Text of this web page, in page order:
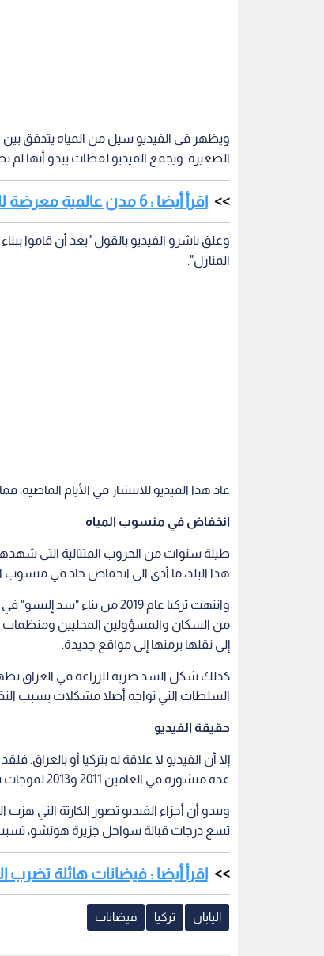
ويظهر في الفيديو سيل من المياه يتدفق
الصغيرة. ويجمع الفيديو لقطات يبدو أنها لم
اقرأ أيضا : 6 مدن عالمية معرضة للغرق قبل عام 2030 بينها مدينة عربية
وعلق ناشرو الفيديو بالقول "بعد أن قاموا
المنازل".
عاد هذا الفيديو للانتشار في الأيام الماضية،
انخفاض في منسوب المياه
طيلة سنوات من الحروب المتتالية التي
هذا البلد، ما أدى الى انخفاض حاد في منسوب
وانتهت تركيا عام 2019 من
من السكان والمسؤولين المحليين
إلى نقلها برمتها إلى مواقع جديدة.
كذلك شكل السد ضربة للزراعة في العراق تظهر
السلطات التي تواجه أصلا مشكلات بسبب
حقيقة الفيديو
إلا أن الفيديو لا علاقة له بتركيا أو
عدة منشورة في العامين 2011 و2013 لموجات تسونامي ضربت اليابان.
تسع درجات قبالة سواحل جزيرة هونشو،
اقرأ أيضا : فيضانات هائلة تضرب
اليابان تركيا فيضانات